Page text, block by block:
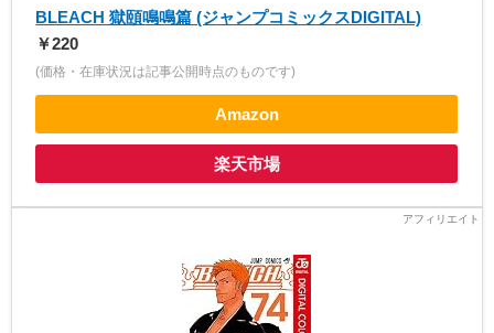
BLEACH 獄頤鳴鳴篇 (ジャンプコミックスDIGITAL)
￥220
(価格・在庫状況は記事公開時点のものです)
Amazon
楽天市場